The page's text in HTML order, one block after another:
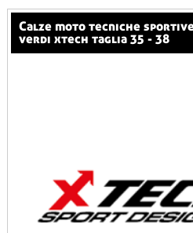
calze moto tecniche sportive invernali compression
verdi xtech taglia 35 - 38